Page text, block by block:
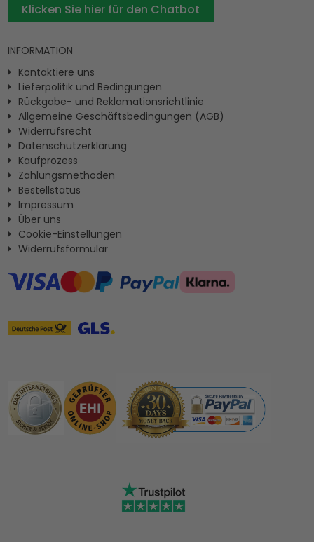
Klicken Sie hier für den Chatbot
INFORMATION
Kontaktiere uns
Lieferpolitik und Bedingungen
Rückgabe- und Reklamationsrichtlinie
Allgemeine Geschäftsbedingungen (AGB)
Widerrufsrecht
Datenschutzerklärung
Kaufprozess
Zahlungsmethoden
Bestellstatus
Impressum
Ûber uns
Cookie-Einstellungen
Widerrufsformular